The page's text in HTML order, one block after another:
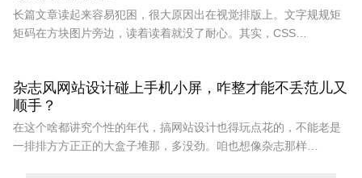
长篇文章读起来容易犯困，很大原因出在视觉排版上。文字规规矩
矩码在方块图片旁边，读着读着就没了耐心。其实，CSS…
杂志风网站设计碰上手机小屏，咋整才能不丢范儿又
顺手？
在这个啥都讲究个性的年代，搞网站设计也得玩点花的，不能老是
一排排方方正正的大盒子堆那，多没劲。咱也想像杂志那样…